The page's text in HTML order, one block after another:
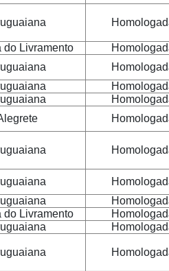
do Livramento
do Livramento